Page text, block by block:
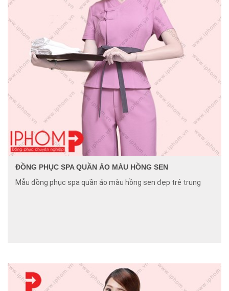
ĐỒNG PHỤC SPA QUẦN ÁO MÀU HỒNG SEN
Mẫu đồng phục spa quần áo màu hồng sen đẹp trẻ trung